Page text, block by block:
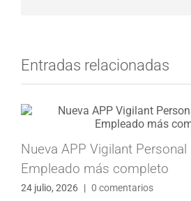
Entradas relacionadas
Nueva APP Vigilant Personal
Empleado más completo
24 julio, 2026 | 0 comentarios